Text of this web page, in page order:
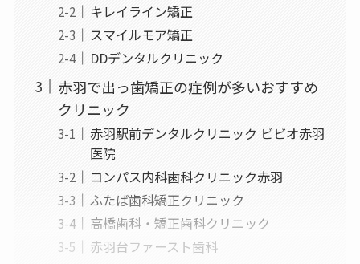
キレイライン矯正
スマイルモア矯正
DDデンタルクリニック
赤羽で出っ歯矯正の症例が多いおすすめ
クリニック
赤羽駅前デンタルクリニック ビビオ赤羽
医院
コンパス内科歯科クリニック赤羽
ふたば歯科矯正クリニック
高橋歯科・矯正歯科クリニック
赤羽台ファースト歯科